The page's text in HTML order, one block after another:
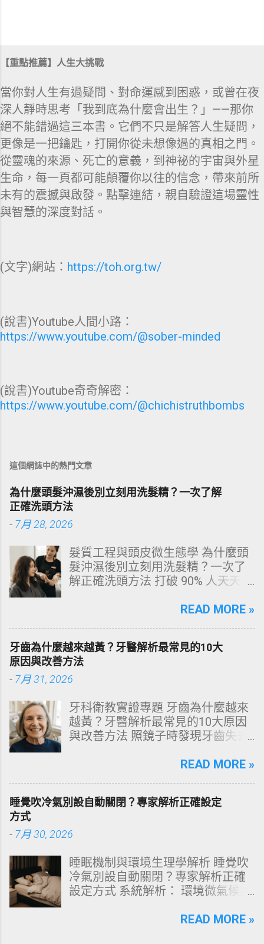
【重點推薦】人生大挑戰
當你對人生有過疑問、對命運感到困惑，或曾在夜
深人靜時思考「我到底為什麼會出生？」——那你
絕不能錯過這三本書。它們不只是解答人生疑問，
更像是一把鑰匙，打開你從未想像過的真相之門。
從靈魂的來源、死亡的意義，到神祕的宇宙與外星
生命，每一頁都可能顛覆你以往的信念，帶來前所
未有的震撼與啟發。點擊連結，親自驗證這場靈性
與智慧的深度對話。
(文字)網站： https://toh.org.tw/
(說書)Youtube人間小路：
https://www.youtube.com/@sober-minded
(說書)Youtube奇奇解密：
https://www.youtube.com/@chichistruthbombs
這個網誌中的熱門文章
為什麼頭髮沖濕後別立刻用洗髮精？一次了解
正確洗頭方法
- 7月 28, 2026
髮質工程與頭皮微生態學 為什麼頭
髮沖濕後別立刻用洗髮精？一次了
解正確洗頭方法 打破 90% 人天天在
構化思維，拆解頭皮清潔的物理與
康髮質。 💡 理性思維考題：你是否
天天洗頭，頭皮卻依然半天就出
油、發癢，甚至掉髮嚴重？ 絕大多
數人的頭皮問題，並不是洗髮精買
了」。當你蓮蓬頭剛淋濕頭髮，下
一秒就把濃縮洗髮精直接抹在頭皮
上時，你已經親手觸發了一連串破
過嚴密的邏輯分析，為你解構正確
快速導覽目錄 一、 盲點剖析：沖濕
立刻塗洗髮精，為何是毀髮災難？
Wash）」的物理學與生物學底層邏
「雙重洗髮黃金公式」 四、 全流程
對比：正確洗頭與錯誤習慣的系統
差異 五、 破除迷思：7 個被誤傳已
測：建構個人化高效護髮工作流
READ MORE »
牙齒為什麼越來越黃？牙醫解析最常見的10大
原因與改善方法
- 7月 31, 2026
牙科衛教實證專題 牙齒為什麼越來
越黃？牙醫解析最常見的10大原因
與改善方法 照鏡子時發現牙齒失去
文由專業牙科思維出發，深度剖析
源性染色成因，並提供精準有效的
改善與美白對策。 📋 文章快速導覽
琺瑯質與象牙質 二、 牙齒變黃的10
源性變色的自我檢視 四、 5大專業
牙醫美白療程評估與比較 五、 避坑
指南：破除3大網路美白偏方迷思
理策略 一、 牙齒顏色的生物學本
READ MORE »
睡覺吹冷氣別設自動關閉？專家解析正確設定
方式
- 7月 30, 2026
睡眠機制與環境生理學解析 睡覺吹
冷氣別設自動關閉？專家解析正確
設定方式 系統解析： 環境微氣候與
鐘 深夜三點突然醒來、渾身大汗，
READ MORE »